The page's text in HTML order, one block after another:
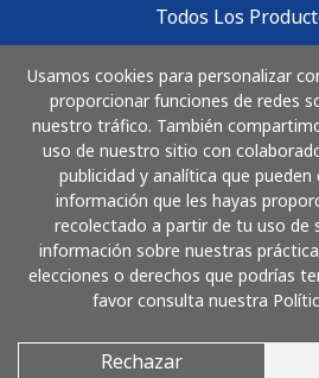
Todos Los
Usamos cookies para personalizar
proporcionar funciones de redes
nuestro tráfico. También
uso de nuestro sitio con
publicidad y analítica que
información que les hayas
recolectado a partir de tu uso de
información sobre nuestras
elecciones o derechos que podrías
favor consulta nuestra
Rechazar
Comprar
Cómo funciona
Paga con
© 2026